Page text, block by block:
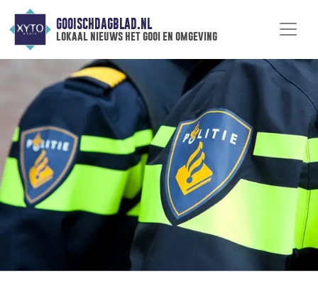
GOOISCHDAGBLAD.NL
lokaal nieuws het gooi en omgeving